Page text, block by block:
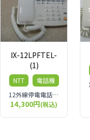
IX-12LPFTEL-
(1)
NTT
電話機
12外線停電電話機 IX-12LPFTEL-(1)
14,300円(税込)